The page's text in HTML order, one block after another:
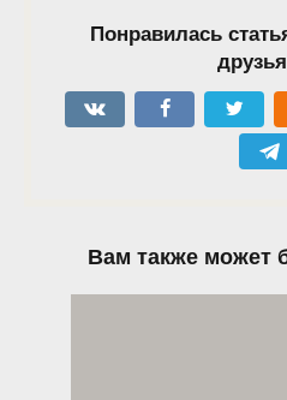
Понравилась
Вам также может